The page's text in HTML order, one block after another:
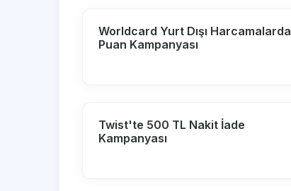
Worldcard Yurt Dışı Harcamalarda
Puan Kampanyası
Twist'te 500 TL Nakit İade
Kampanyası